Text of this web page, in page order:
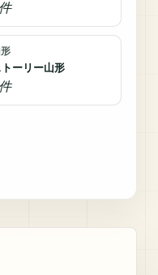
トーリー山形